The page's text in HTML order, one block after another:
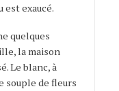
est exaucé.
quelques
la maison
Le blanc, à
souple de fleurs